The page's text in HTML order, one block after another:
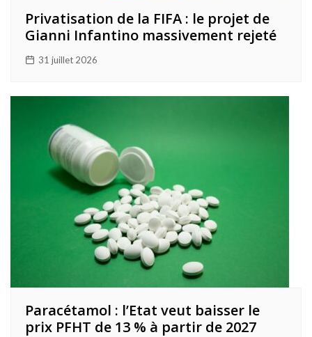
Privatisation de la FIFA : le projet de
Gianni Infantino massivement rejeté
31 juillet 2026
Paracétamol : l’Etat veut baisser le
prix PFHT de 13 % à partir de 2027